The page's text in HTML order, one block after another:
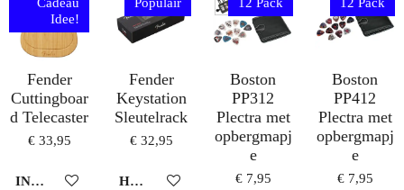
Idee!
Fender
Cuttingboar
d Telecaster
€ 33,95
IN WINKELWAGEN
Fender
Keystation
Sleutelrack
€ 32,95
HOUD MIJ OP DE HOOGTE
Boston
PP312
Plectra met
opbergmapj
e
€ 7,95
Boston
PP412
Plectra met
opbergmapj
e
€ 7,95